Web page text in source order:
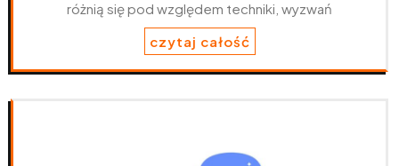
różnią się pod względem techniki, wyzwań
czytaj całość